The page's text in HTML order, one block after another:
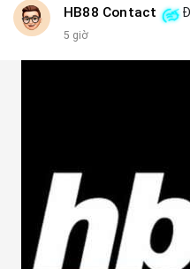
HB88 Contact
5 giờ